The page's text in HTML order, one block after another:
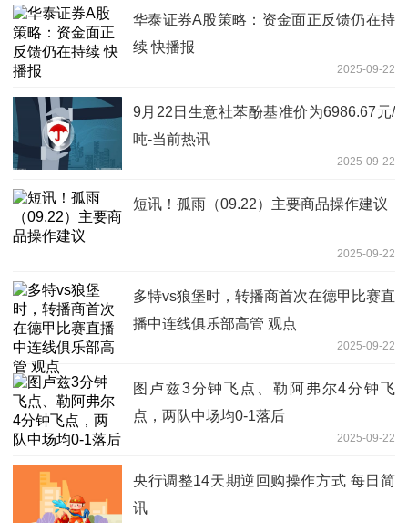
华泰证券A股策略：资金面正反馈仍在持
续 快播报
2025-09-22
9月22日生意社苯酚基准价为6986.67元/
吨-当前热讯
2025-09-22
短讯！孤雨（09.22）主要商品操作建议
2025-09-22
多特vs狼堡时，转播商首次在德甲比赛直
播中连线俱乐部高管 观点
2025-09-22
图卢兹3分钟飞点、勒阿弗尔4分钟飞
点，两队中场均0-1落后
2025-09-22
央行调整14天期逆回购操作方式 每日简
讯